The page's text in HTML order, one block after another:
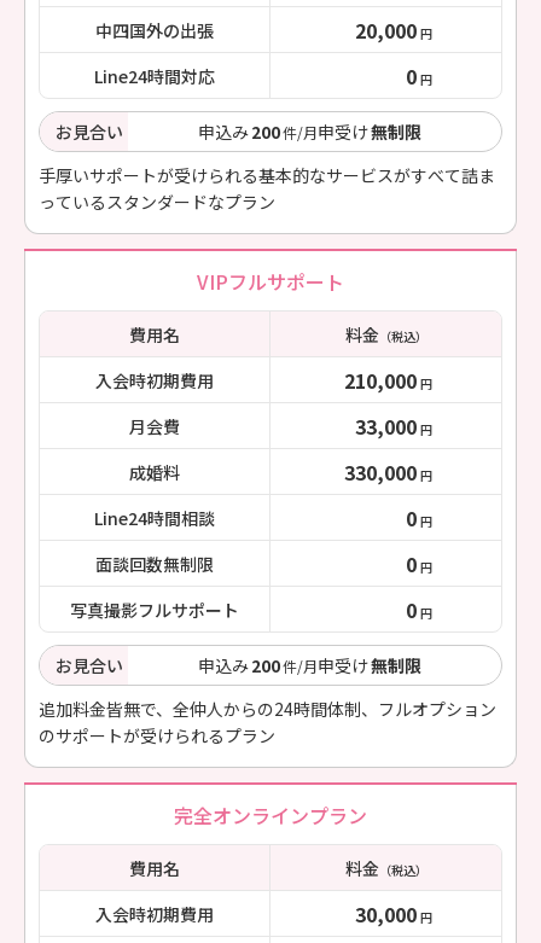
中四国外の出張 20,000 円
Line24時間対応 0 円
お見合い 申込み200件/月申受け無制限
手厚いサポートが受けられる基本的なサービスがすべて詰ま
っているスタンダードなプラン
VIPフルサポート
費用名 料金（税込）
入会時初期費用 210,000 円
月会費 33,000 円
成婚料 330,000 円
Line24時間相談 0 円
面談回数無制限 0 円
写真撮影フルサポート 0 円
お見合い 申込み200件/月申受け無制限
追加料金皆無で、全仲人からの24時間体制、フルオプション
のサポートが受けられるプラン
完全オンラインプラン
費用名 料金（税込）
入会時初期費用 30,000 円